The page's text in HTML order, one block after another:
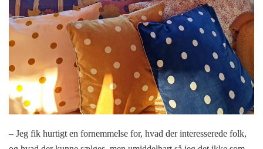
– Jeg fik hurtigt en fornemmelse for, hvad der interesserede folk,